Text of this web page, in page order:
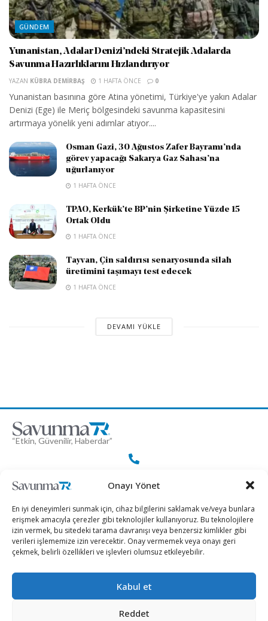
Onayı Yönet
En iyi deneyimleri sunmak için, cihaz bilgilerini saklamak ve/veya bunlara
erişmek amacıyla çerezler gibi teknolojiler kullanıyoruz. Bu teknolojilere
izin vermek, bu sitedeki tarama davranışı veya benzersiz kimlikler gibi
verileri işlememize izin verecektir. Onay vermemek veya onayı geri
çekmek, belirli özellikleri ve işlevleri olumsuz etkileyebilir.
Kabul et
Reddet
GÜNDEM
Yunanistan, Adalar Denizi’ndeki Stratejik Adalarda
Savunma Hazırlıklarını Hızlandırıyor
YAZAN KÜBRA DEMIRBAŞ 1 HAFTA ÖNCE 0
Yunanistan basınına göre Atina yönetimi, Türkiye'ye yakın Adalar
Denizi (Ege) ile Meriç bölgesindeki savunma kapasitesini
artırmaya yönelik yeni adımlar atıyor....
Osman Gazi, 30 Ağustos Zafer Bayramı’nda
görev yapacağı Sakarya Gaz Sahası’na
uğurlanıyor
1 HAFTA ÖNCE
TPAO, Kerkük’te BP’nin Şirketine Yüzde 15
Ortak Oldu
1 HAFTA ÖNCE
Tayvan, Çin saldırısı senaryosunda silah
üretimini taşımayı test edecek
1 HAFTA ÖNCE
DEVAMI YÜKLE
“Etkin, Güvenilir, Haberdar”
+90 530 308 17 96
iletisim@savunmatr.com
2026 © Savunma TR. Tüm Hakları Saklıdır.
Siber Güvenlik